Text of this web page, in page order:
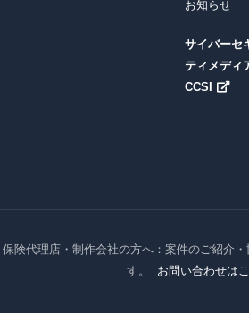
お知らせ
サイバーセ
ティメディ
CCSI
保険代理店・制作会社の方へ：案件のご紹介
す。
お問い合わせは